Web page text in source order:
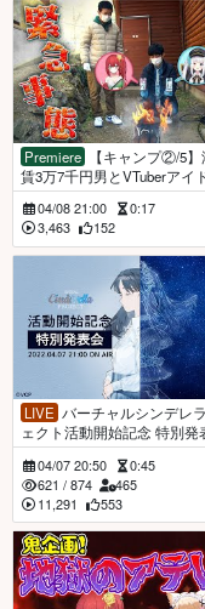
Premiere【キャンプ②/5】港区家
賃3万7千円男とVTuberアイ
理に挑戦したらシャレにな
上がりに【神楽めあ 緋赤エ
04/08 21:00
0:17
3,463
152
LIVE
ェクト活動開始記念 特別発
04/07 20:50
0:45
621 / 874
465
11,291
553